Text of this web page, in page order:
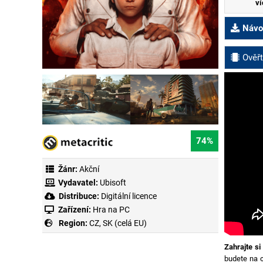
74%
Žánr: Akční
Vydavatel: Ubisoft
Distribuce: Digitální licence
Zařízení: Hra na PC
Region: CZ, SK (celá EU)
Zahrajte si
budete na